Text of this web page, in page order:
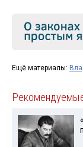
Ещё материалы: